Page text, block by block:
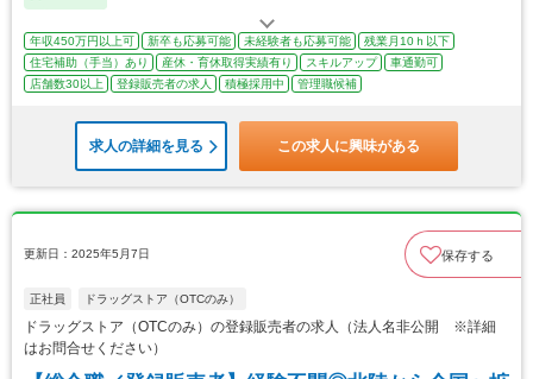
年収450万円以上可 新卒も応募可能 未経験者も応募可能
残業月10ｈ以下
住宅補助（手当）あり
産休・育休取得実績有り スキルアップ
車通勤可
店舗数30以上
登録販売者の求人 積極採用中 管理職候補
求人の詳細を見る この求人に興味がある
更新日：2025年5月7日 保存する
正社員 ドラッグストア（OTCのみ）
ドラッグストア（OTCのみ）の登録販売者の求人（法人名非公開 ※詳細
はお問合せください）